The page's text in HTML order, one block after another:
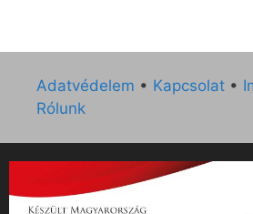
Adatvédelem • Kapcsolat •
Rólunk